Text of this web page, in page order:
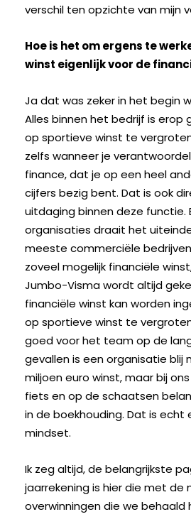
verschil ten opzichte van mijn
Hoe is het om ergens te
winst eigenlijk voor de
Ja dat was zeker in het begin
Alles binnen het bedrijf is erop
op sportieve winst te
zelfs wanneer je
finance, dat je op een heel
cijfers bezig bent. Dat is ook
uitdaging binnen deze functie.
organisaties draait het
meeste commerciële
zoveel mogelijk financiële
Jumbo-Visma wordt altijd
financiële winst kan worden
op sportieve winst te
goed voor het team op de
gevallen is een organisatie blij
miljoen euro winst, maar bij
fiets en op de schaatsen
in de boekhouding. Dat is echt
mindset.
Ik zeg altijd, de belangrijkste
jaarrekening is hier die met de
overwinningen die we behaald